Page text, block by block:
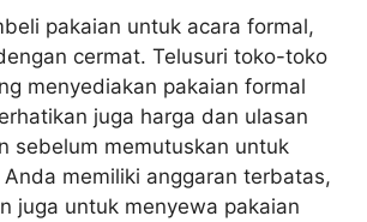
pakaian untuk acara formal,
cermat. Telusuri toko-toko
menyediakan pakaian formal
juga harga dan ulasan
sebelum memutuskan untuk
memiliki anggaran terbatas,
juga untuk menyewa pakaian